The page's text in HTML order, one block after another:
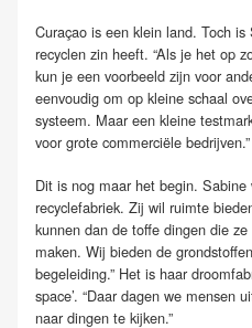
Curaçao is een klein land. Toch
recyclen zin heeft. “Als je het op
kun je een voorbeeld zijn voor
eenvoudig om op kleine schaal
systeem. Maar een kleine
voor grote commerciële bedrijven.”
Dit is nog maar het begin.
recyclefabriek. Zij wil ruimte
kunnen dan de toffe dingen die
maken. Wij bieden de
begeleiding.” Het is haar
space’. “Daar dagen we mensen
naar dingen te kijken.”